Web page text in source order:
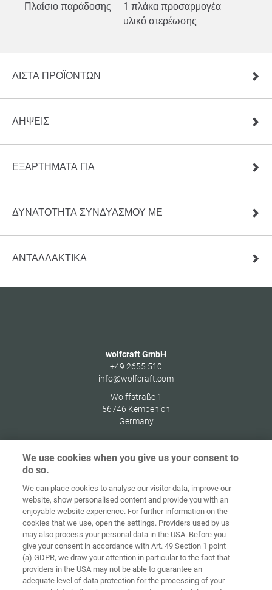
Πλαίσιο παράδοσης
1 πλάκα προσαρμογέα
υλικό στερέωσης
ΛΊΣΤΑ ΠΡΟΪΌΝΤΩΝ
ΛΉΨΕΙΣ
ΕΞΑΡΤΗΜΑΤΑ ΓΙΑ
ΔΥΝΑΤΟΤΗΤΑ ΣΥΝΔΥΑΣΜΟΥ ΜΕ
ΑΝΤΑΛΛΑΚΤΙΚΆ
wolfcraft GmbH
+49 2655 510
info@wolfcraft.com
Wolffstraße 1
56746 Kempenich
Germany
Αρχική Επικοινωνία
Στοιχεία
έκδοσης δεδομένων
Γενικοί Όροι
Συναλλαγών
Οδηγίες για
Cookies Σύνδεση
Accessibility
Statement
We use cookies when you give us your consent to
do so.
We can place cookies to analyse our visitor data, improve our
website, show personalised content and provide you with an
enjoyable website experience. For further information on the
cookies that we use, open the settings. Providers used by us
may also process your personal data in the USA. Before you
give your consent in accordance with Art. 49 Section 1 point
(a) GDPR, we draw your attention in particular to the fact that
providers in the USA may not be able to guarantee an
adequate level of data protection for the processing of your